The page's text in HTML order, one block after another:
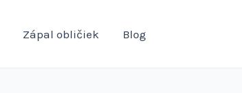
Zápal obličiek Blog